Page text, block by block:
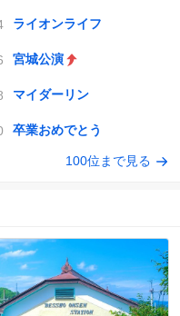
ライオンライフ
宮城公演
マイダーリン
卒業おめでとう
100位まで見る